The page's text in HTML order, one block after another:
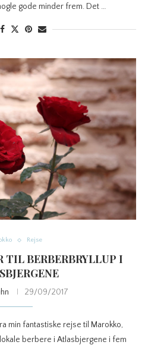
gode minder frem. Det …
Rejse
TIL BERBERBRYLLUP I
29/09/2017
min fantastiske rejse til Marokko,
berbere i Atlasbjergene i fem